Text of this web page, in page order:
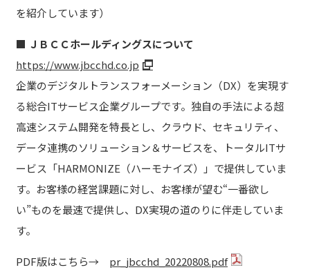
を紹介しています）
■ ＪＢＣＣホールディングスについて
https://www.jbcchd.co.jp
企業のデジタルトランスフォーメーション（DX）を実現す
る総合ITサービス企業グループです。独自の手法による超
高速システム開発を特長とし、クラウド、セキュリティ、
データ連携のソリューション＆サービスを、トータルITサ
ービス「HARMONIZE（ハーモナイズ）」で提供していま
す。お客様の経営課題に対し、お客様が望む“一番欲し
い”ものを最速で提供し、DX実現の道のりに伴走していま
す。
PDF版はこちら→ pr_jbcchd_20220808.pdf